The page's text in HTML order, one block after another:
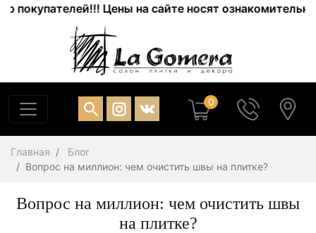
Цены на сайте носят ознакомительный
0
Главная
Блог
Вопрос на миллион: чем очистить швы на плитке?
Вопрос на миллион: чем очистить швы
на плитке?